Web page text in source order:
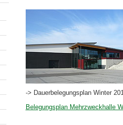
-> Dauerbelegungsplan Winter
Belegungsplan Mehrzweckhalle